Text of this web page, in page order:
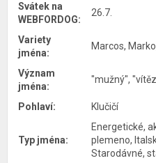
Svátek na
WEBFORDOG:
26.7.
Variety
jména:
Marcos,
Význam
jména:
"mužný",
Pohlaví: Klučičí
Typ jména:
Energetické,
plemeno,
Starodávné,